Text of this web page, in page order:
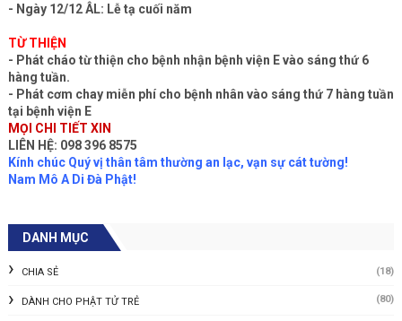
- Ngày 12/12 ÂL: Lễ tạ cuối năm
TỪ THIỆN
- Phát cháo từ thiện cho bệnh nhận bệnh viện E vào sáng thứ 6
hàng tuần.
- Phát cơm chay miễn phí cho bệnh nhân vào sáng thứ 7 hàng tuần
tại bệnh viện E
MỌI CHI TIẾT XIN
LIÊN HỆ: 098 396 8575
Kính chúc Quý vị thân tâm thường an lạc, vạn sự cát tường!
Nam Mô A Di Đà Phật!
DANH MỤC
CHIA SẺ (18)
DÀNH CHO PHẬT TỬ TRẺ (80)